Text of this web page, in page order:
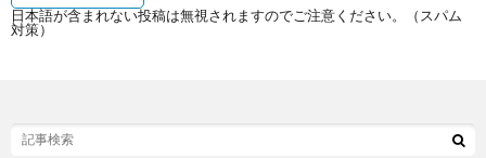
日本語が含まれない投稿は無視されますのでご注意ください。（スパム
対策）